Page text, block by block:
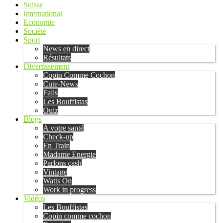
Suisse
International
Economie
Société
Sport
News en direct
Résultats
Divertissement
Copin Comme Cochon
Cute-News
Fails
Les Bouffistas
Quiz
Blogs
A votre santé
Check-up
En Train
Madame Energie
Parlons cash
Vintage
Watts On
Work in progress
Vidéos
Les Bouffistas
Copin comme cochon